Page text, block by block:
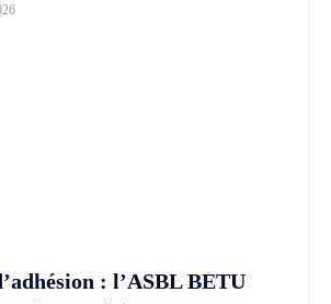
: l’ASBL BETU